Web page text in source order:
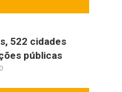
522 cidades
públicas